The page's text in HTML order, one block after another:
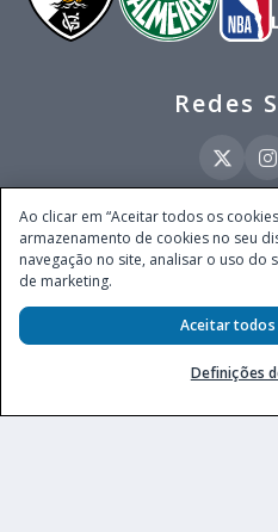
Redes
Este site é operado pela Ventmear Brasil
endereço na Avenida Brigadeiro Faria
Município de São Paulo, Estado de São
autorizada a operar apostas de
Secretaria de Prêmios e Apostas do
247, de 07.02.2025,
Ao clicar em “Aceitar todos os
armazenamento de cookies no seu
navegação no site, analisar o uso do
de marketing.
Definições
Aceitar